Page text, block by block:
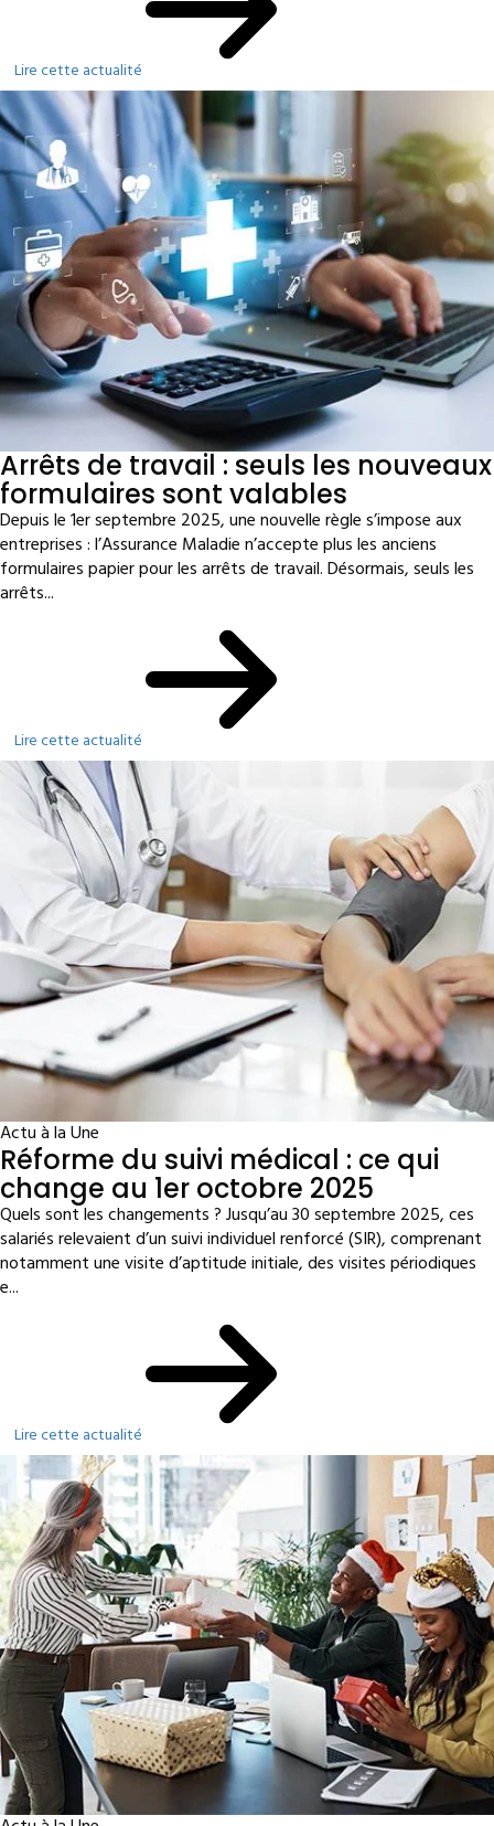
Lire cette actualité
Arrêts de travail : seuls les nouveaux
formulaires sont valables
Depuis le 1er septembre 2025, une nouvelle règle s’impose aux
entreprises : l’Assurance Maladie n’accepte plus les anciens
formulaires papier pour les arrêts de travail. Désormais, seuls les
arrêts...
Lire cette actualité
Actu à la Une
Réforme du suivi médical : ce qui
change au 1er octobre 2025
Quels sont les changements ? Jusqu’au 30 septembre 2025, ces
salariés relevaient d’un suivi individuel renforcé (SIR), comprenant
notamment une visite d’aptitude initiale, des visites périodiques
e...
Lire cette actualité